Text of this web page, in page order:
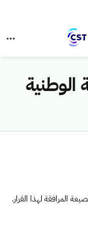
المرافقة لهذا القرار.